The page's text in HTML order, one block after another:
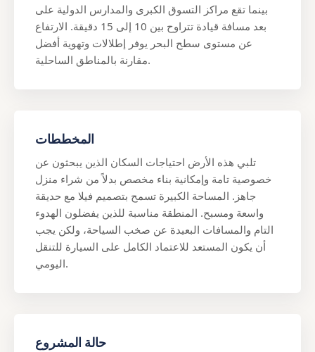
بينما تقع مراكز التسوق الكبرى والمدارس الدولية على
بعد مسافة قيادة تتراوح بين 10 إلى 15 دقيقة. الارتفاع
عن مستوى سطح البحر يوفر إطلالات وتهوية أفضل
مقارنة بالمناطق الساحلية.
المخططات
تلبي هذه الأرض احتياجات السكان الذين يبحثون عن
خصوصية تامة وإمكانية بناء مخصص بدلاً من شراء منزل
جاهز. المساحة الكبيرة تسمح بتصميم فيلا مع حديقة
واسعة ومسبح. المنطقة مناسبة للذين يفضلون الهدوء
التام والمسافات البعيدة عن صخب السياحة، ولكن يجب
أن يكون المستعد للاعتماد الكامل على السيارة للتنقل
اليومي.
حالة المشروع